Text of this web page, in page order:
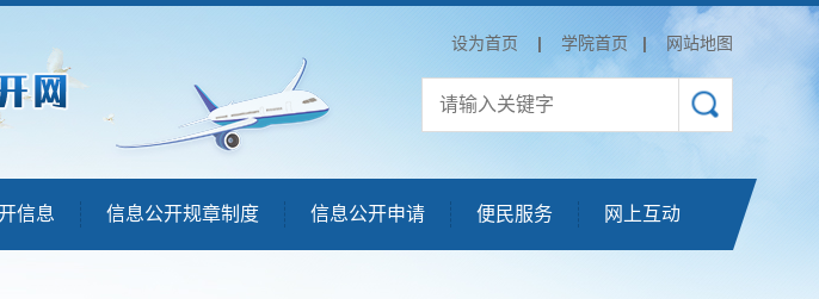
设为首页 | 学院首页 | 网站地图
信息 信息公开规章制度 信息公开申请 便民服务 网上互动